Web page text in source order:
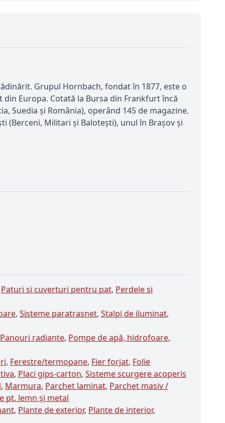
Grupul Hornbach, fondat în 1877, este o
Europa. Cotată la Bursa din Frankfurt încă
Suedia şi România), operând 145 de magazine.
(Berceni, Militari şi Baloteşti), unul în Braşov şi
Paturi si cuverturi pentru pat, Perdele si
, Sisteme paratrasnet, Stalpi de iluminat,
Panouri radiante, Pompe de apă, hidrofoare,
, Ferestre/termopane, Fier forjat, Folie
, Placi gips-carton, Sisteme scurgere acoperis
, Marmura, Parchet laminat, Parchet masiv /
pt. lemn şi metal
, Plante de exterior, Plante de interior,